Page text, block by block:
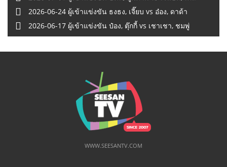
2026-06-24 ผู้เข้าแข่งขัน ธงธง, เจี๊ยบ vs อ๋อง, ดาด้า
2026-06-17 ผู้เข้าแข่งขัน ป๋อง, ตุ๊กกี้ vs เชาเชา, ชมพู่
WWW.SEESANTV.COM